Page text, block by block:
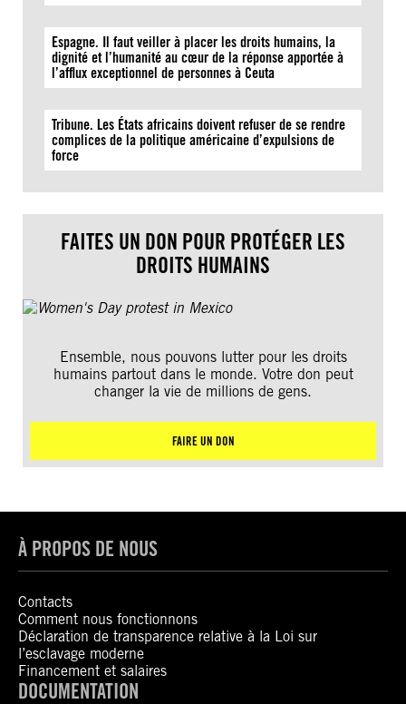
Espagne. Il faut veiller à placer les droits humains, la
dignité et l’humanité au cœur de la réponse apportée à
l’afflux exceptionnel de personnes à Ceuta
Tribune. Les États africains doivent refuser de se rendre
complices de la politique américaine d’expulsions de
force
FAITES UN DON POUR PROTÉGER LES
DROITS HUMAINS
Ensemble, nous pouvons lutter pour les droits
humains partout dans le monde. Votre don peut
changer la vie de millions de gens.
FAIRE UN DON
À PROPOS DE NOUS
Contacts
Comment nous fonctionnons
Déclaration de transparence relative à la Loi sur
l’esclavage moderne
Financement et salaires
DOCUMENTATION